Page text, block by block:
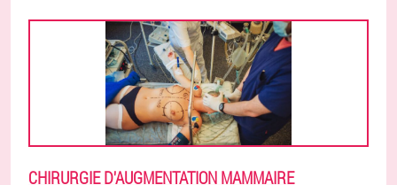
CHIRURGIE D'AUGMENTATION MAMMAIRE